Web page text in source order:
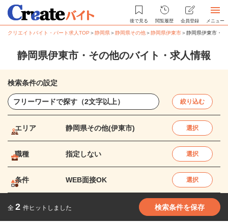
後で見る 閲覧履歴 会員登録 メニュー
クリエイトバイト・パート求人TOP ＞静岡県＞静岡県その他＞静岡県伊東市＞静岡県伊東市・
静岡県伊東市・その他のバイト・求人情報
検索条件の設定
絞り込む
エリア 静岡県その他(伊東市) 選択
職種 指定しない 選択
条件 WEB面接OK 選択
全 2 件ヒットしました 検索条件を保存